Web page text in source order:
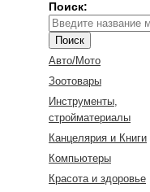
Поиск:
Авто/Мото
Зоотовары
Инструменты,
стройматериалы
Канцелярия и Книги
Компьютеры
Красота и здоровье